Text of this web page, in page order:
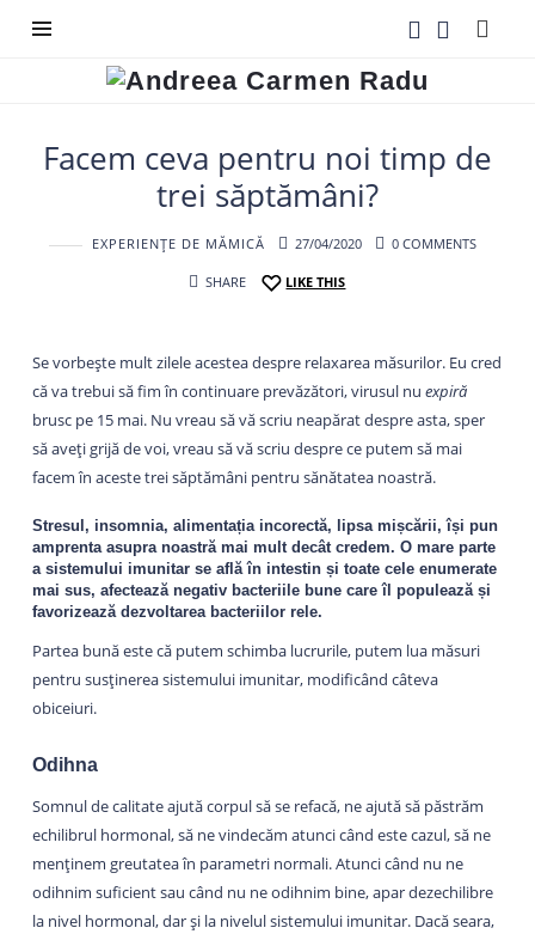
Andreea
Facem ceva pentru noi timp de
trei săptămâni?
EXPERIENȚE DE MĂMICĂ 27/04/2020 0 COMMENTS
SHARE LIKE THIS
Se vorbește mult zilele acestea despre relaxarea măsurilor. Eu cred
că va trebui să fim în continuare prevăzători, virusul nu expiră
brusc pe 15 mai. Nu vreau să vă scriu neapărat despre asta, sper
să aveți grijă de voi, vreau să vă scriu despre ce putem să mai
facem în aceste trei săptămâni pentru sănătatea noastră.
Stresul, insomnia, alimentația incorectă, lipsa mișcării, își pun
amprenta asupra noastră mai mult decât credem. O mare parte
a sistemului imunitar se află în intestin și toate cele enumerate
mai sus, afectează negativ bacteriile bune care îl populează și
favorizează dezvoltarea bacteriilor rele.
Partea bună este că putem schimba lucrurile, putem lua măsuri
pentru susținerea sistemului imunitar, modificând câteva
obiceiuri.
Odihna
Somnul de calitate ajută corpul să se refacă, ne ajută să păstrăm
echilibrul hormonal, să ne vindecăm atunci când este cazul, să ne
menținem greutatea în parametri normali. Atunci când nu ne
odihnim suficient sau când nu ne odihnim bine, apar dezechilibre
la nivel hormonal, dar și la nivelul sistemului imunitar. Dacă seara,